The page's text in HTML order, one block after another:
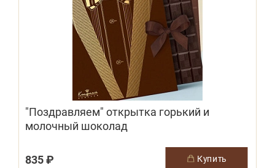
"Поздравляем" открытка горький и
молочный шоколад
835 ₽ купить